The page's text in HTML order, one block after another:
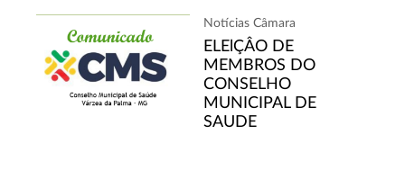
Notícias Câmara
ELElÇÂO DE
MEMBROS DO
CONSELHO
MUNICIPAL DE
SAUDE